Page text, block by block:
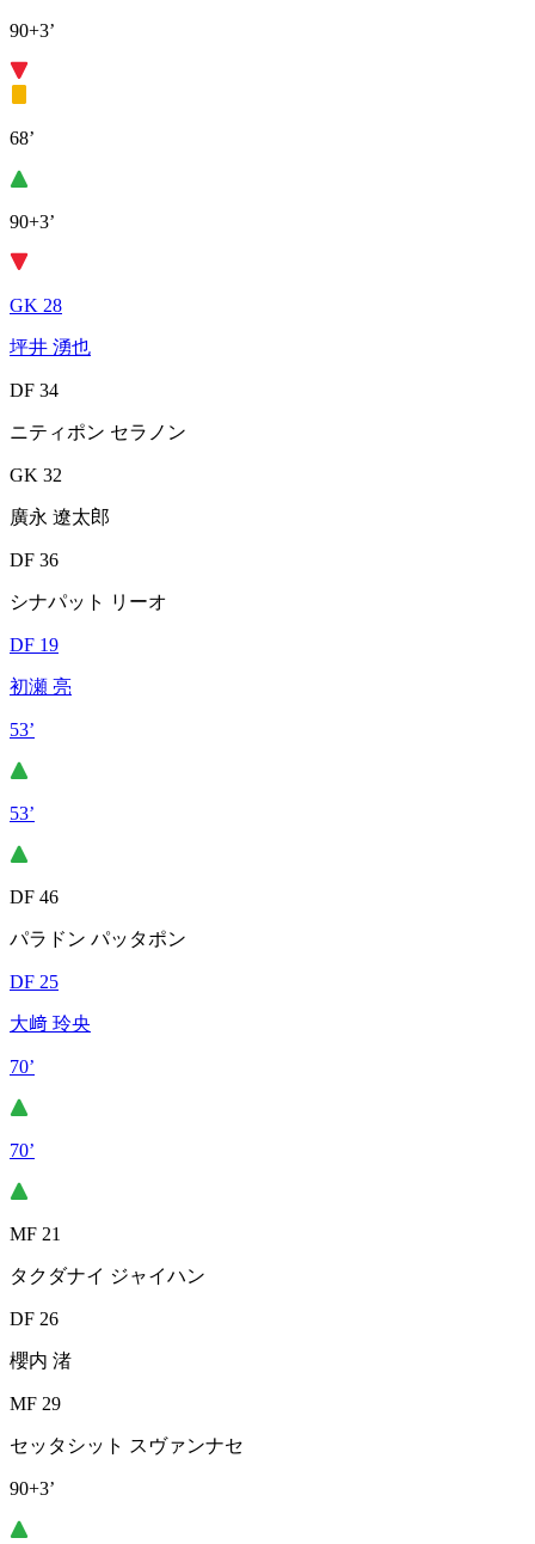
90+3’
68’
90+3’
GK 28
坪井 湧也
DF 34
ニティポン セラノン
GK 32
廣永 遼太郎
DF 36
シナパット リーオ
DF 19
初瀬 亮
53’
53’
DF 46
パラドン パッタポン
DF 25
大﨑 玲央
70’
70’
MF 21
タクダナイ ジャイハン
DF 26
櫻内 渚
MF 29
セッタシット スヴァンナセ
90+3’